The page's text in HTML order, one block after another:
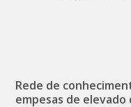
Rede de
empesas de elevado